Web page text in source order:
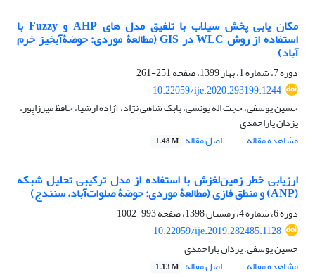
مکان‏ یابی پخش سیلاب با تلفیق مدل ‏های AHP و Fuzzy با
استفاده از روش WLC در GIS (مطالعۀ موردی: حوضۀ‏آبخیز خرم‏
آباد)
دوره 7، شماره 1، بهار 1399، صفحه
251-261
10.22059/ije.2020.293199.1244
حسین یوسفی، حجت اله یونسی، بابک شاهی نژاد، آزاده ارشیا، حافظ میرزاپور،
یزدان یاراحمدی
مشاهده مقاله
اصل مقاله 1.48 M
ارزیابی خطر زمین‌لغزش با استفاده از مدل ترکیبی تحلیل شبکه
(ANP) و منطق فازی (مطالعۀ موردی: حوضۀ صلوات‌آباد، سنندج)
دوره 6، شماره 4، زمستان 1398، صفحه
993-1002
10.22059/ije.2019.282485.1128
حسین یوسفی، یزدان یاراحمدی
مشاهده مقاله
اصل مقاله 1.13 M